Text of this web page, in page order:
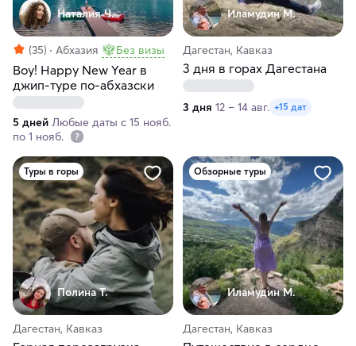
Наталия Ч.
(35) Абхазия Без визы
Воу! Happy New Year в
джип-туре по-абхазски
5 дней Любые даты с 15 нояб.
по 1 нояб.
Иламудин М.
Дагестан, Кавказ
3 дня в горах Дагестана
3 дня 12 – 14 авг. +15 дат
Туры в горы
Полина Т.
Дагестан, Кавказ
Обзорные туры
Иламудин М.
Дагестан, Кавказ